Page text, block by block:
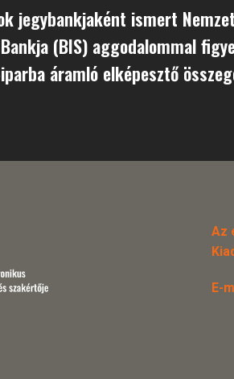
jegybankjaként ismert
(BIS) aggodalommal
áramló elképesztő
Az
E-